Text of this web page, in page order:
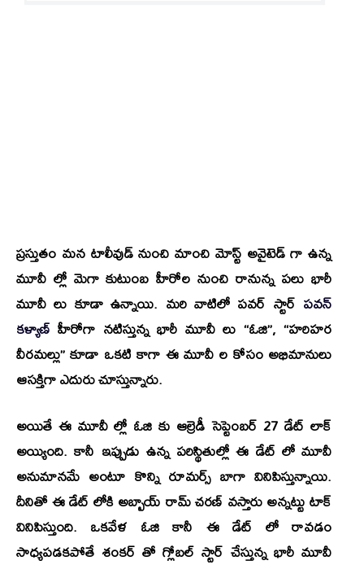
ప్రస్తుతం మన టాలీవుడ్ నుంచి మాంచి మోస్ట్ అవైటెడ్ గా ఉన్న
మూవీ ల్లో మెగా కుటుంబ హీరోల నుంచి రానున్న పలు భారీ
మూవీ లు కూడా ఉన్నాయి. మరి వాటిలో పవర్ స్టార్ పవన్
కళ్యాణ్ హీరోగా నటిస్తున్న భారీ మూవీ లు “ఓజి”, “హరిహర
వీరమల్లు”కూడా ఒకటి కాగా ఈ మూవీ ల కోసం అభిమానులు
ఆసక్తిగా ఎదురు చూస్తున్నారు.
అయితే ఈ మూవీ ల్లో ఓజి కు ఆల్రెడీ సెప్టెంబర్ 27 డేట్ లాక్
అయ్యింది. కానీ ఇప్పుడు ఉన్న పరిస్థితుల్లో ఈ డేట్ లో మూవీ
అనుమానమే అంటూ కొన్ని రూమర్స్ బాగా వినిపిస్తున్నాయి.
దీనితో ఈ డేట్ లోకి అబ్బాయ్ రామ్ చరణ్ వస్తారు అన్నట్టు టాక్
వినిపిస్తుంది. ఒకవేళ ఓజి కానీ ఈ డేట్ లో రావడం
సాధ్యపడకపోతే శంకర్ తోగ్లోబల్ స్టార్ చేస్తున్న భారీ మూవీ